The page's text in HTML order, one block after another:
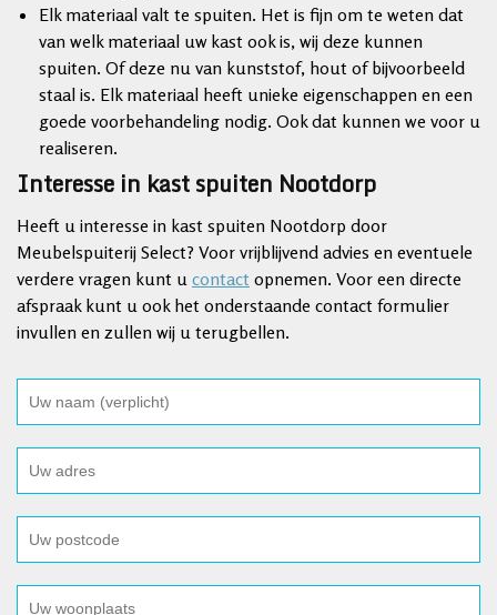
Elk materiaal valt te spuiten. Het is fijn om te weten dat
van welk materiaal uw kast ook is, wij deze kunnen
spuiten. Of deze nu van kunststof, hout of bijvoorbeeld
staal is. Elk materiaal heeft unieke eigenschappen en een
goede voorbehandeling nodig. Ook dat kunnen we voor u
realiseren.
Interesse in kast spuiten Nootdorp
Heeft u interesse in kast spuiten Nootdorp door
Meubelspuiterij Select? Voor vrijblijvend advies en eventuele
verdere vragen kunt u contact opnemen. Voor een directe
afspraak kunt u ook het onderstaande contact formulier
invullen en zullen wij u terugbellen.